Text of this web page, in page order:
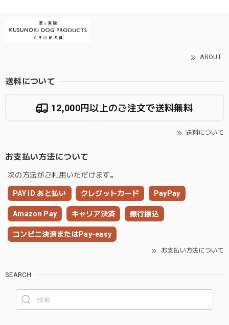
ABOUT
送料について
12,000円以上のご注文で送料無料
送料について
お支払い方法について
次の方法がご利用いただけます。
PAY ID あと払い クレジットカード PayPay
Amazon Pay キャリア決済 銀行振込
コンビニ決済またはPay-easy
お支払い方法について
SEARCH